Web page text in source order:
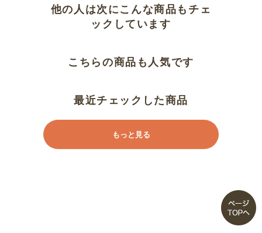
肌ざわり良いです
肌離れがいい生地
暑い夏にぴったり
サラサラで気持ち良い
他の人は次にこんな商品もチェ
ックしています
こちらの商品も人気です
最近チェックした商品
もっと見る